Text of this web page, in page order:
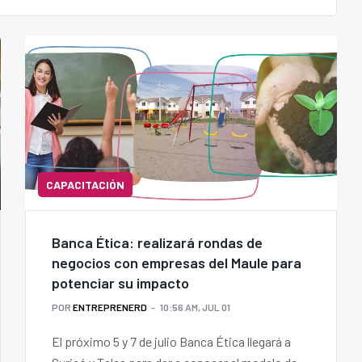
CAPACITACIÓN
Banca Ética: realizará rondas de
negocios con empresas del Maule para
potenciar su impacto
POR ENTREPRENERD 10:56 AM, JUL 01
El próximo 5 y 7 de julio Banca Ética llegará a